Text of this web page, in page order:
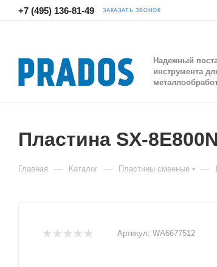
+7 (495) 136-81-49 ЗАКАЗАТЬ ЗВОНОК
Надежный
инструмента
Пластина SX-
Главная — Каталог — Пластины сменные —
Артикул: WA6677512